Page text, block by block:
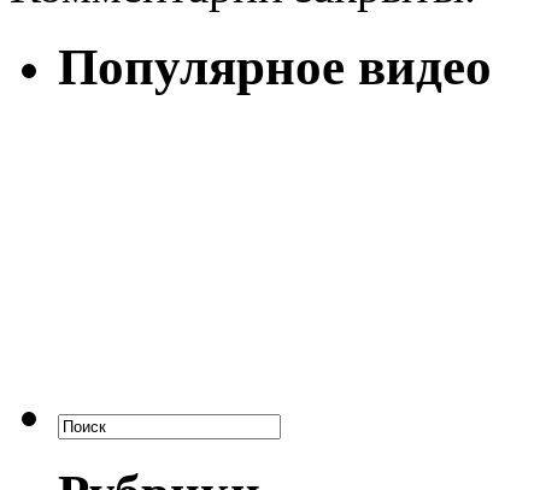
Популярное видео